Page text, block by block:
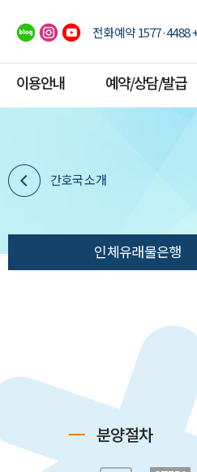
전화예약 1577·4488
이용안내 예약/상담/발급
간호국 소개
인체유래물은행
분양절차